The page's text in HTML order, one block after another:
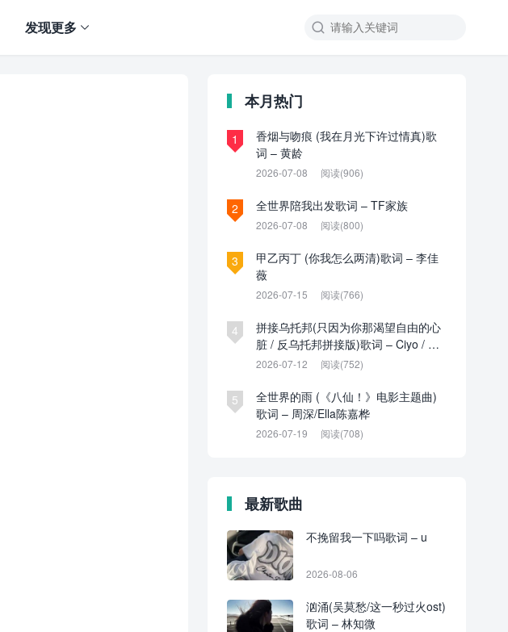

发现更多
本月热门
1
香烟与吻痕 (我在月光下许过情真)歌
词 – 黄龄
2026-07-08 阅读(906)
2 全世界陪我出发歌词 – TF家族
2026-07-08 阅读(800)
3
甲乙丙丁 (你我怎么两清)歌词 – 李佳
薇
2026-07-15 阅读(766)
4
拼接乌托邦(只因为你那渴望自由的心
脏 / 反乌托邦拼接版)歌词 – Ciyo / 见
过夏天P / 乌托邦P
2026-07-12 阅读(752)
5
全世界的雨 (《八仙！》电影主题曲)
歌词 – 周深/Ella陈嘉桦
2026-07-19 阅读(708)
最新歌曲
不挽留我一下吗歌词 – u
2026-08-06
汹涌(吴莫愁/这一秒过火ost)
歌词 – 林知微